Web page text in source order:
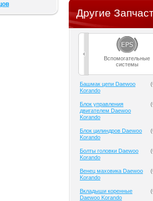
Другие
Вспомогательные
системы
Башмак цепи Daewoo
Korando
(
Блок управления
двигателем Daewoo
Korando
(
Блок цилиндров Daewoo
Korando
(
Болты головки Daewoo
Korando
(
Венец маховика Daewoo
Korando
(
Вкладыши коренные
Daewoo Korando
(